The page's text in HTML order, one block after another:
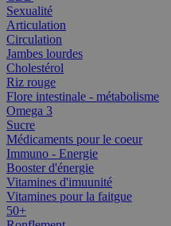
Sexualité
Articulation
Circulation
Jambes lourdes
Cholestérol
Riz rouge
Flore intestinale - métabolisme
Omega 3
Sucre
Médicaments pour le coeur
Immuno - Energie
Booster d'énergie
Vitamines d'imuunité
Vitamines pour la faitgue
50+